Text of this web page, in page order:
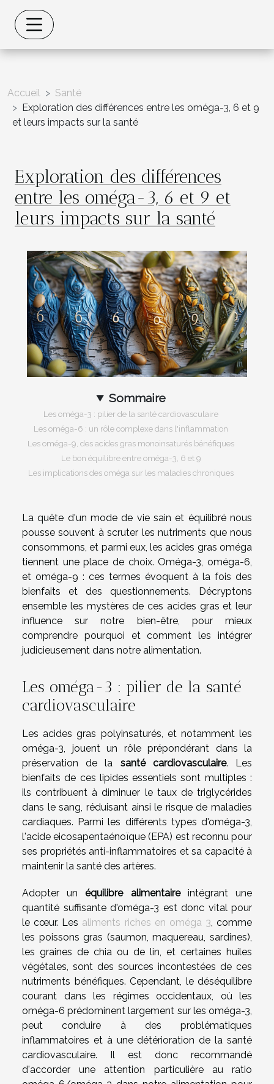
Accueil
Santé
Exploration des différences entre les oméga-3, 6 et 9
et leurs impacts sur la santé
Exploration des différences
entre les oméga-3, 6 et 9 et
leurs impacts sur la santé
Sommaire
Les oméga-3 : pilier de la santé cardiovasculaire
Les oméga-6 : un rôle complexe dans l'inflammation
Les oméga-9, des acides gras monoinsaturés bénéfiques
Le bon équilibre entre oméga-3, 6 et 9
Les implications des oméga sur les maladies chroniques
La quête d'un mode de vie sain et équilibré nous
pousse souvent à scruter les nutriments que nous
consommons, et parmi eux, les acides gras oméga
tiennent une place de choix. Oméga-3, oméga-6,
et oméga-9 : ces termes évoquent à la fois des
bienfaits et des questionnements. Décryptons
ensemble les mystères de ces acides gras et leur
influence sur notre bien-être, pour mieux
comprendre pourquoi et comment les intégrer
judicieusement dans notre alimentation.
Les oméga-3 : pilier de la santé
cardiovasculaire
Les acides gras polyinsaturés, et notamment les
oméga-3, jouent un rôle prépondérant dans la
préservation de la santé cardiovasculaire. Les
bienfaits de ces lipides essentiels sont multiples :
ils contribuent à diminuer le taux de triglycérides
dans le sang, réduisant ainsi le risque de maladies
cardiaques. Parmi les différents types d'oméga-3,
l'acide eicosapentaénoïque (EPA) est reconnu pour
ses propriétés anti-inflammatoires et sa capacité à
maintenir la santé des artères.
Adopter unéquilibre alimentaireintégrant une
quantité suffisante d'oméga-3 est donc vital pour
le cœur. Les aliments riches en oméga 3 , comme
les poissons gras (saumon, maquereau, sardines),
les graines de chia ou de lin, et certaines huiles
végétales, sont des sources incontestées de ces
nutriments bénéfiques. Cependant, le déséquilibre
courant dans les régimes occidentaux, où les
oméga-6 prédominent largement sur les oméga-3,
peut conduire à des problématiques
inflammatoires et à une détérioration de la santé
cardiovasculaire. Il est donc recommandé
d'accorder une attention particulière au ratio